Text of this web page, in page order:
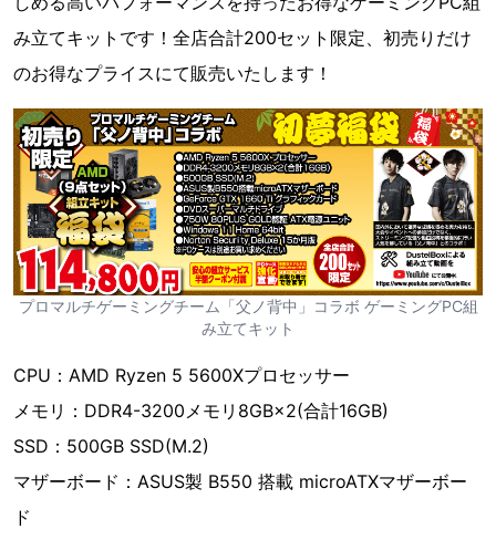
み立てキットです！全店合計200セット限定、初売りだけ
のお得なプライスにて販売いたします！
プロマルチゲーミングチーム「父ノ背中」コラボ ゲーミングPC組
み立てキット
CPU：AMD Ryzen 5 5600Xプロセッサー
メモリ：DDR4-3200メモリ8GB×2(合計16GB)
SSD：500GB SSD(M.2)
マザーボード：ASUS製 B550 搭載 microATXマザーボー
ド